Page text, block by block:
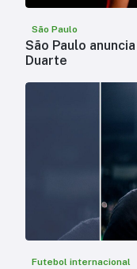
São Paulo
São Paulo
Duarte
Futebol internacional